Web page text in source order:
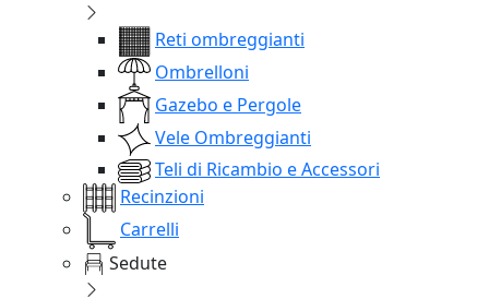
Reti ombreggianti
Ombrelloni
Gazebo e Pergole
Vele Ombreggianti
Teli di Ricambio e Accessori
Recinzioni
Carrelli
Sedute